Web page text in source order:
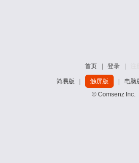
首页 登录
简易版 触屏版 电脑
© Comsenz Inc.